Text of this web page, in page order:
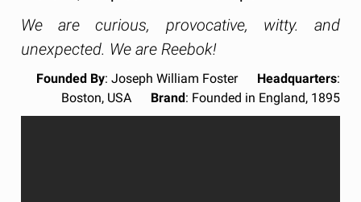
We are curious, provocative, witty. and
unexpected. We are Reebok!
Founded By: Joseph William Foster Headquarters:
Boston, USA
Brand: Founded in England, 1895